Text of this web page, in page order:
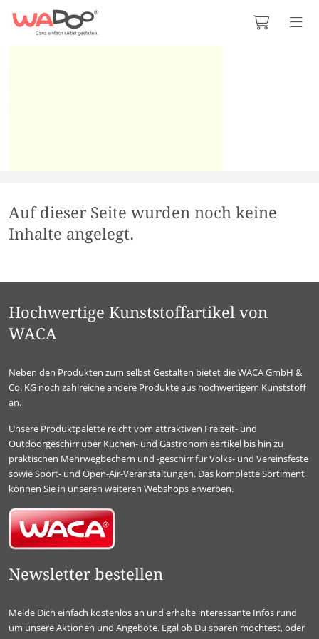
Auf dieser Seite wurden noch keine
Inhalte angelegt.
Hochwertige Kunststoffartikel von
WACA
Neben den Produkten zum selbst Gestalten bietet die WACA GmbH &
Co. KG noch zahlreiche andere Produkte aus hochwertigem Kunststoff
an.
Unsere Produktpalette reicht vom attraktiven Freizeit- und
Outdoorgeschirr über Küchen- und Gastronomieartikel bis hin zu
praktischen Mehrwegbechern und -geschirr für Volks- und Vereinsfeste
sowie Sport- und Open-Air-Veranstaltungen. Das komplette Sortiment
können Sie in unseren weiteren Webshops erwerben.
Newsletter bestellen
Melde Dich einfach kostenlos an und erhalte interessante Infos rund
um unsere Aktionen und Angebote. Egal ob Du sparen möchtest, oder